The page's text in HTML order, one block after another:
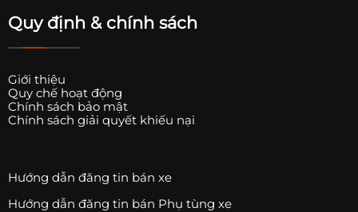
Quy định & chính sách
Giới thiệu
Quy chế hoạt động
Chính sách bảo mật
Chính sách giải quyết khiếu nại
Hướng dẫn đăng tin bán xe
Hướng dẫn đăng tin bán Phụ tùng xe